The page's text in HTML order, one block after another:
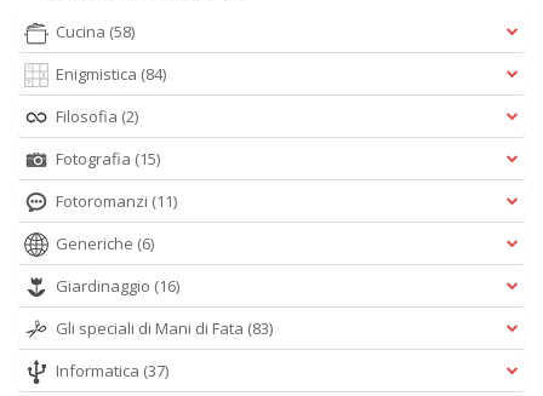
Cucina (58)
Enigmistica (84)
Filosofia (2)
Fotografia (15)
Fotoromanzi (11)
Generiche (6)
Giardinaggio (16)
Gli speciali di Mani di Fata (83)
Informatica (37)